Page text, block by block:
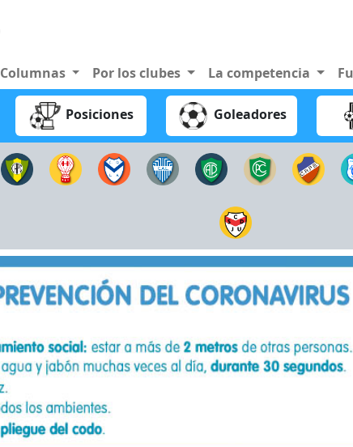
Columnas Por los clubes La competencia
Posiciones Goleadores